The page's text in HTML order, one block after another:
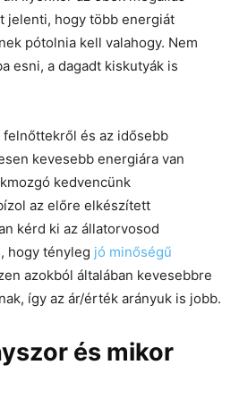
jelenti, hogy több energiát
pótolnia kell valahogy. Nem
esni, a dagadt kiskutyák is
felnőttekről és az idősebb
kevesebb energiára van
kedvencünk
az előre elkészített
kérd ki az állatorvosod
hogy tényleg jó minőségű
azokból általában kevesebbre
így az ár/érték arányuk is jobb.
és mikor